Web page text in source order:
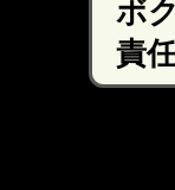
ボ
責